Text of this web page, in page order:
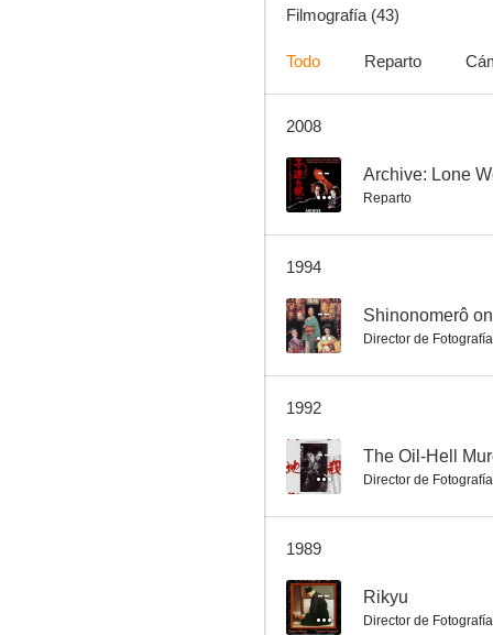
--
Filmografía (43)
Todo Reparto
2008
-- Archive: Lone
Reparto
1994
-- Shinonomerô
Director de Fotografía
1992
-- The Oil-Hell
Director de Fotografía
1989
-- Rikyu
Director de Fotografía